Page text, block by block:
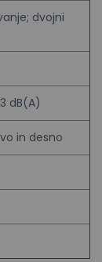
dvojni
dB(A)
in desno